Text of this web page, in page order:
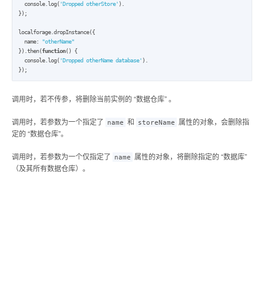
  console.log(
'Dropped otherStore' ).
});
localforage.dropInstance({
  name:
"otherName"
}).then(function() {
  console.log(
'Dropped otherName database' ).
});
调用时，若不传参，将删除当前实例的 “数据仓库” 。
调用时，若参数为一个指定了 name 和 storeName 属性的对象，会删除指
定的 “数据仓库”。
调用时，若参数为一个仅指定了 name 属性的对象，将删除指定的 “数据库”
（及其所有数据仓库）。